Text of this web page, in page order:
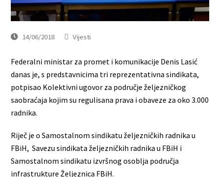
14/06/2018 Vijesti
Federalni ministar za promet i komunikacije Denis Lasić
danas je, s predstavnicima tri reprezentativna sindikata,
potpisao Kolektivni ugovor za područje željezničkog
saobraćaja kojim su regulisana prava i obaveze za oko 3.000
radnika.
Riječ je o Samostalnom sindikatu željezničkih radnika u
FBiH, Savezu sindikata željezničkih radnika u FBiH i
Samostalnom sindikatu izvršnog osoblja područja
infrastrukture Željeznica FBiH.